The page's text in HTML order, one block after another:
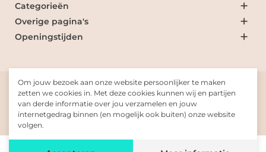
Om jouw bezoek aan onze website persoonlijker te maken
zetten we cookies in. Met deze cookies kunnen wij en partijen
van derde informatie over jou verzamelen en jouw
internetgedrag binnen (en mogelijk ook buiten) onze website
volgen.
Categorieën
Overige pagina's
Openingstijden
© 2026 Jill's Boutique
Gemaakt met doorFresh-Dev
De waardering van www.jillsboutique.nl/ bij WebwinkelKeur